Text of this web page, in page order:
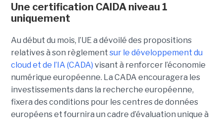
Une certification CAIDA niveau 1
uniquement
Au début du mois, l’UE a dévoilé des propositions
relatives à son règlement sur le développement du
cloud et de l’IA (CADA) visant à renforcer l’économie
numérique européenne. La CADA encouragera les
investissements dans la recherche européenne,
fixera des conditions pour les centres de données
européens et fournira un cadre d’évaluation unique à